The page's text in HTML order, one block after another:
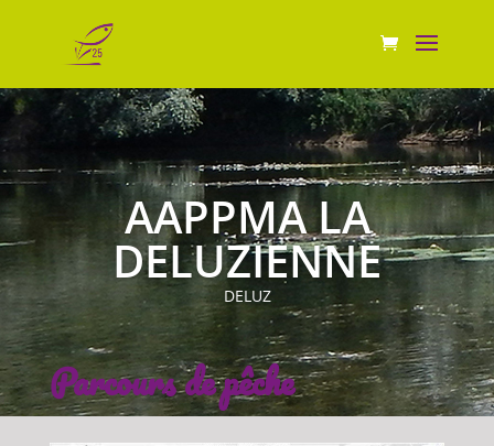
AAPPMA LA
DELUZIENNE
DELUZ
Parcours de pêche